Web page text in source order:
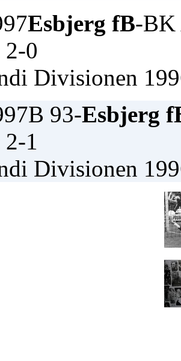
Esbjerg fB-BK
2-0
Divisionen
B 93-Esbjerg
1
Divisionen